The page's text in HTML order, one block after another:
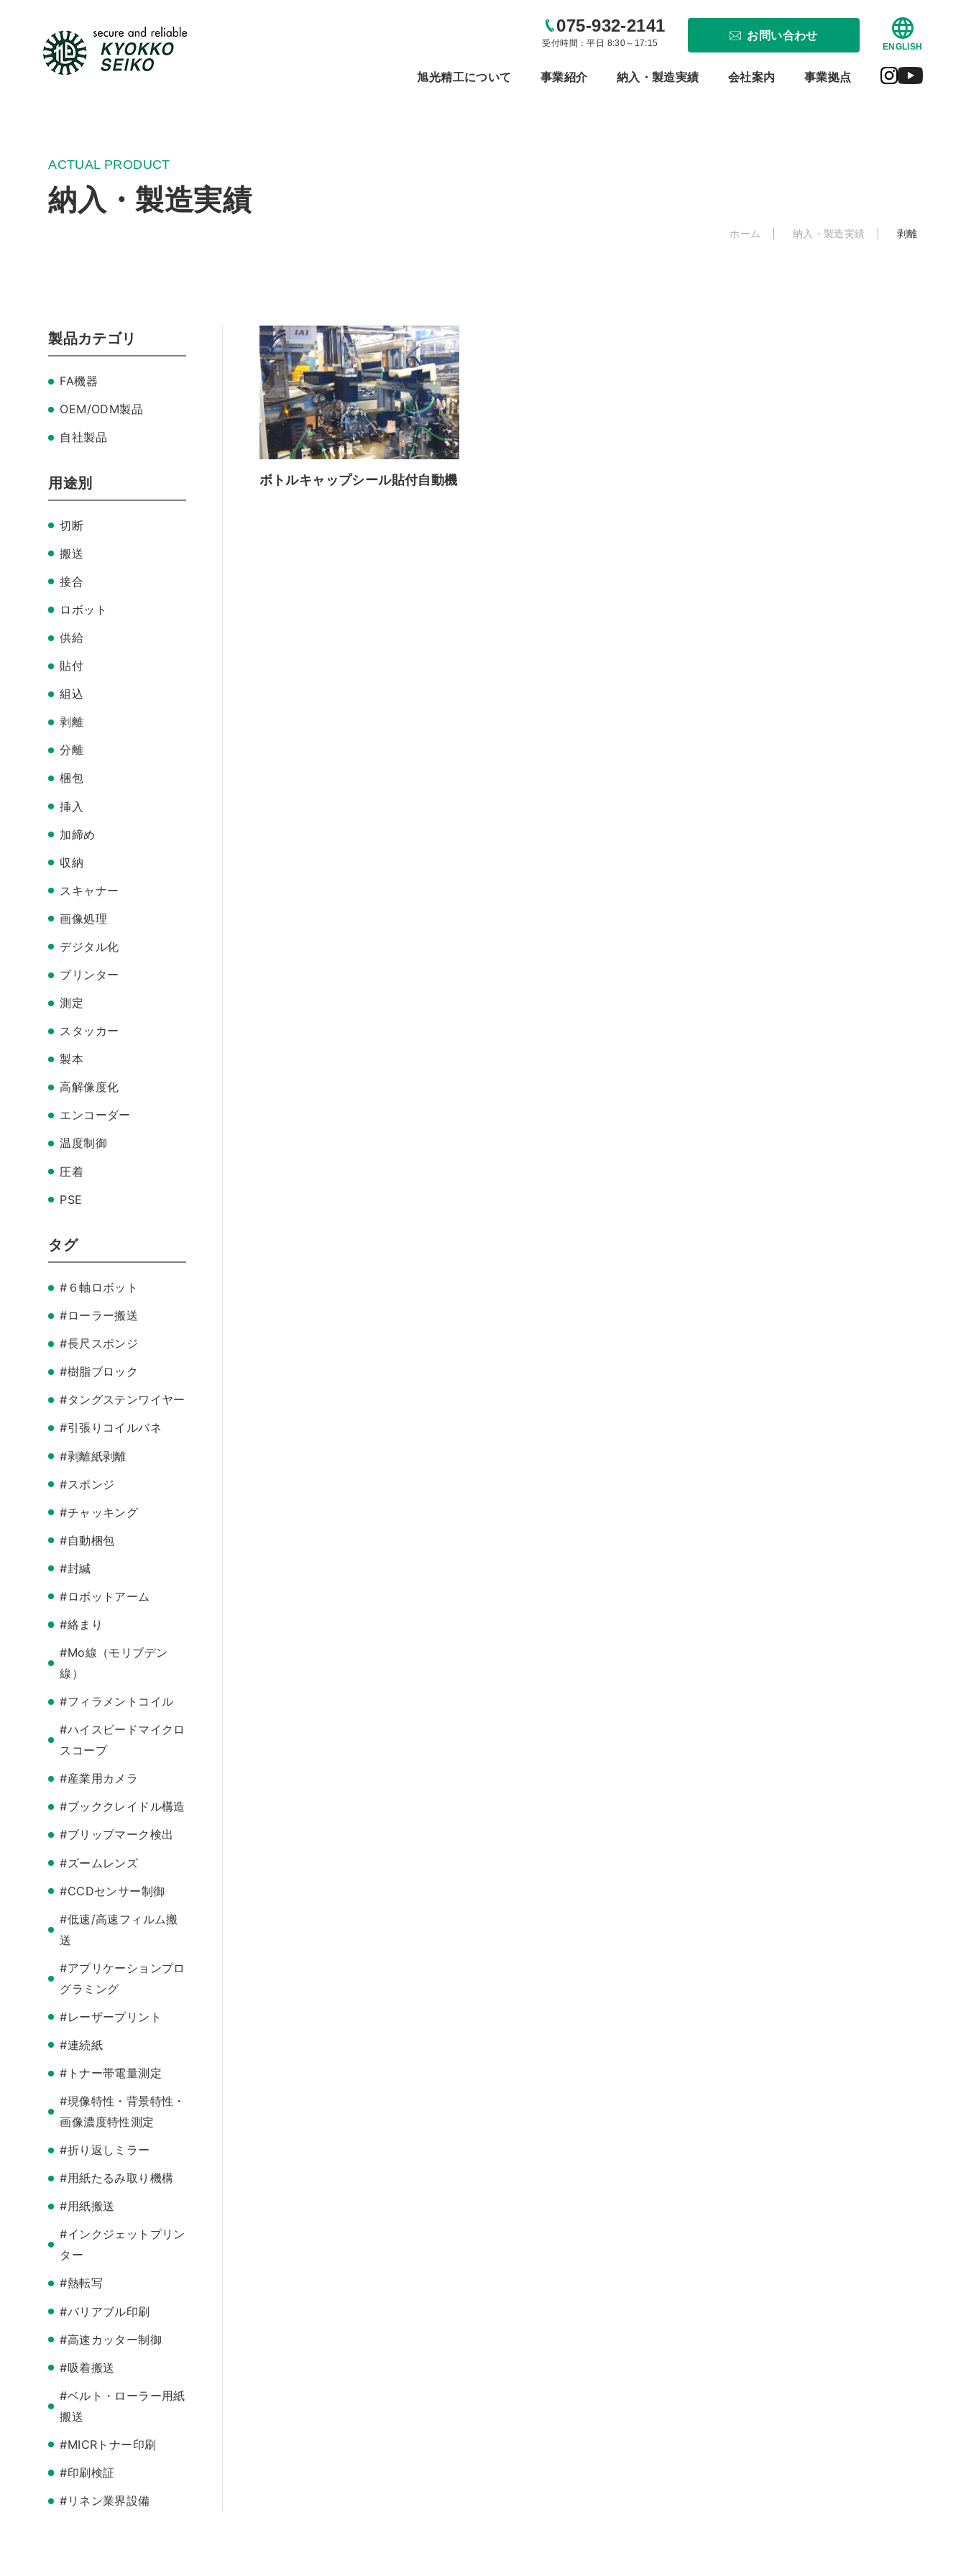
旭光精工について 事業紹介 納入・製造実績 会社案内 事業拠点
075-932-2141
受付時間：平日 8:30～17:15
お問い合わせ
ENGLISH
ACTUAL PRODUCT
納入・製造実績
ホーム 納入・製造実績 剥離
製品カテゴリ
FA機器
OEM/ODM製品
自社製品
用途別
切断
搬送
接合
ロボット
供給
貼付
組込
剥離
分離
梱包
挿入
加締め
収納
スキャナー
画像処理
デジタル化
プリンター
測定
スタッカー
製本
高解像度化
エンコーダー
温度制御
圧着
PSE
タグ
#６軸ロボット
#ローラー搬送
#長尺スポンジ
#樹脂ブロック
#タングステンワイヤー
#引張りコイルバネ
#剥離紙剥離
#スポンジ
#チャッキング
#自動梱包
#封緘
#ロボットアーム
#絡まり
#Mo線（モリブデン
線）
#フィラメントコイル
#ハイスピードマイクロ
スコープ
#産業用カメラ
#ブッククレイドル構造
#ブリップマーク検出
#ズームレンズ
#CCDセンサー制御
#低速/高速フィルム搬
送
#アプリケーションプロ
グラミング
#レーザープリント
#連続紙
#トナー帯電量測定
#現像特性・背景特性・
画像濃度特性測定
#折り返しミラー
#用紙たるみ取り機構
#用紙搬送
#インクジェットプリン
ター
#熱転写
#バリアブル印刷
#高速カッター制御
#吸着搬送
#ベルト・ローラー用紙
搬送
#MICRトナー印刷
#印刷検証
#リネン業界設備
ボトルキャップシール貼付自動機